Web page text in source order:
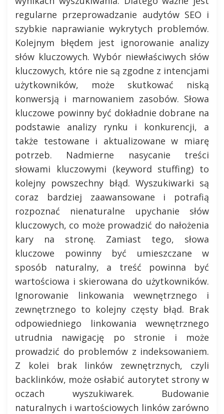
regularne przeprowadzanie audytów SEO i
szybkie naprawianie wykrytych problemów.
Kolejnym błędem jest ignorowanie analizy
słów kluczowych. Wybór niewłaściwych słów
kluczowych, które nie są zgodne z intencjami
użytkowników, może skutkować niską
konwersją i marnowaniem zasobów. Słowa
kluczowe powinny być dokładnie dobrane na
podstawie analizy rynku i konkurencji, a
także testowane i aktualizowane w miarę
potrzeb. Nadmierne nasycanie treści
słowami kluczowymi (keyword stuffing) to
kolejny powszechny błąd. Wyszukiwarki są
coraz bardziej zaawansowane i potrafią
rozpoznać nienaturalne upychanie słów
kluczowych, co może prowadzić do nałożenia
kary na stronę. Zamiast tego, słowa
kluczowe powinny być umieszczane w
sposób naturalny, a treść powinna być
wartościowa i skierowana do użytkowników.
Ignorowanie linkowania wewnętrznego i
zewnętrznego to kolejny częsty błąd. Brak
odpowiedniego linkowania wewnętrznego
utrudnia nawigację po stronie i może
prowadzić do problemów z indeksowaniem.
Z kolei brak linków zewnętrznych, czyli
backlinków, może osłabić autorytet strony w
oczach wyszukiwarek. Budowanie
naturalnych i wartościowych linków zarówno